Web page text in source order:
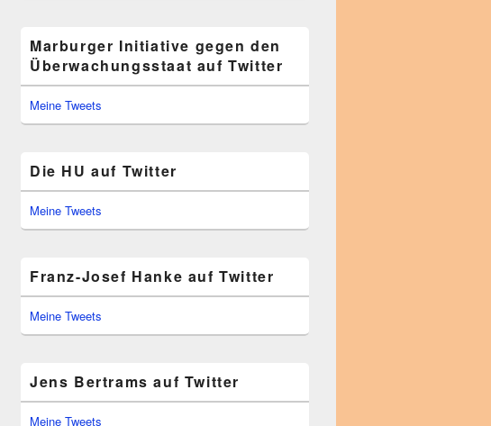
Marburger Initiative gegen den
Überwachungsstaat auf Twitter
Meine Tweets
Die HU auf Twitter
Meine Tweets
Franz-Josef Hanke auf Twitter
Meine Tweets
Jens Bertrams auf Twitter
Meine Tweets